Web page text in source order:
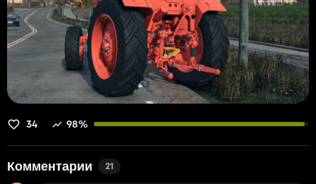
34 98%
Комментарии 21